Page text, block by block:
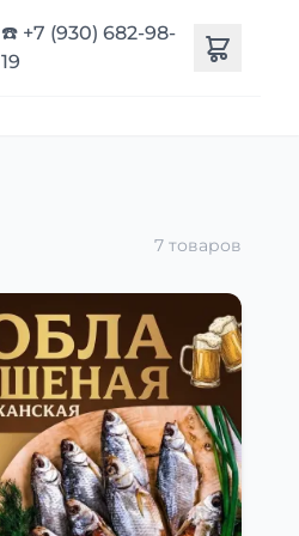
☎️ +7 (930) 682-98-
19
7 товаров